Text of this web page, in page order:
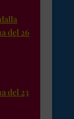
del 26
del 23